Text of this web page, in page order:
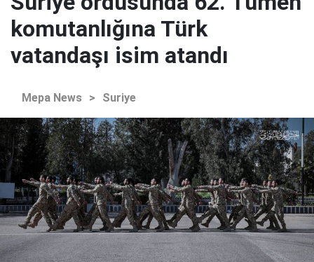
komutanlığına Türk
vatandaşı isim atandı
Mepa News > Suriye